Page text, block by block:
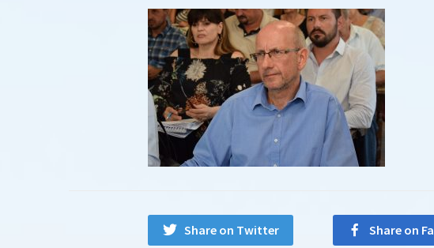
Share on Twitter Share on